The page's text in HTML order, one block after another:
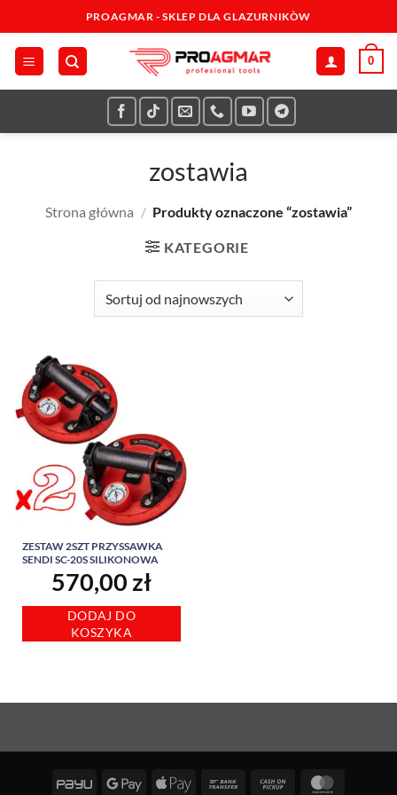
do
zawartości
PROAGMAR - SKLEP DLA GLAZURNIKÒW
0
zostawia
Strona główna / Produkty oznaczone “zostawia”
KATEGORIE
ZESTAW 2SZT PRZYSSAWKA
SENDI SC-20S SILIKONOWA
570,00 zł
DODAJ DO
KOSZYKA
PayU
Google
Apple
Bank
Cash